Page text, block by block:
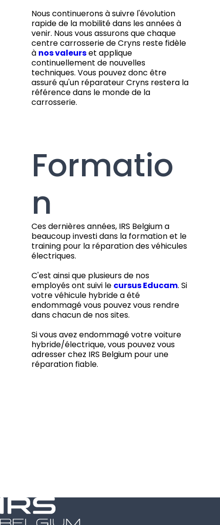
Nous continuerons à suivre l'évolution
rapide de la mobilité dans les années à
venir. Nous vous assurons que chaque
centre carrosserie de Cryns reste fidèle
à nos valeurset applique
continuellement de nouvelles
techniques. Vous pouvez donc être
assuré qu'un réparateur Cryns restera la
référence dans le monde de la
carrosserie.
Formatio
n
Ces dernières années, IRS Belgium a
beaucoup investi dans la formation et le
training pour la réparation des véhicules
électriques.
C'est ainsi que plusieurs de nos
employés ont suivi le cursus Educam. Si
votre véhicule hybride a été
endommagé vous pouvez vous rendre
dans chacun de nos sites.
Si vous avez endommagé votre voiture
hybride/électrique, vous pouvez vous
adresser chez IRS Belgium pour une
réparation fiable.